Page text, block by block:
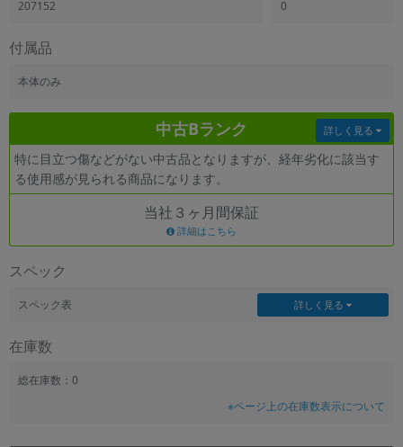
207152 0
付属品
本体のみ
中古Bランク
特に目立つ傷などがない中古品となりますが、経年劣化に該当す
る使用感が見られる商品になります。
詳しく見る
当社３ヶ月間保証
詳細はこちら
スペック
スペック表 詳しく見る
在庫数
総在庫数：0
※ページ上の在庫数表示について
ランク
「新品」「未使用」「中古」など
CPU
OSの絞り込み
メモリ